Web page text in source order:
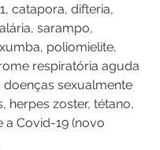
catapora, difteria,
sarampo,
poliomielite,
respiratória aguda
doenças sexualmente
herpes zoster, tétano,
a Covid-19 (novo